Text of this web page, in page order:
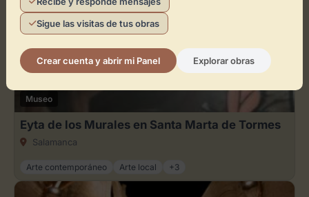
Museo
Eyta de los Murales en Santa Marta de Tormes
Salamanca
Arte contemporáneo Arte local +3
Sigue las visitas de tus obras
Crear cuenta y abrir mi Panel Explorar obras